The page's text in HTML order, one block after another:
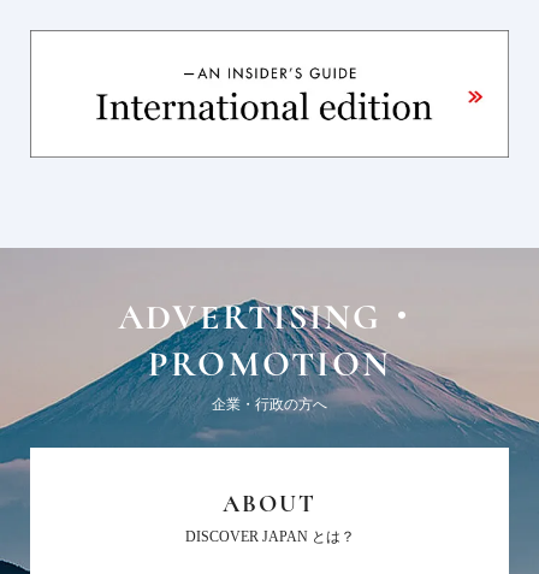
ADVERTISING・
PROMOTION
企業・行政の方へ
ABOUT
DISCOVER JAPAN とは？